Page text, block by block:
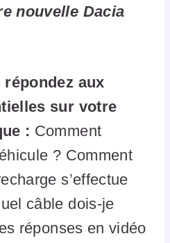
nouvelle Dacia
répondez aux
sur votre
: Comment
? Comment
s’effectue
câble dois-je
réponses en vidéo